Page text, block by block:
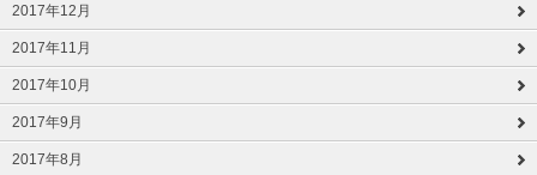
2017年12月
2017年11月
2017年10月
2017年9月
2017年8月